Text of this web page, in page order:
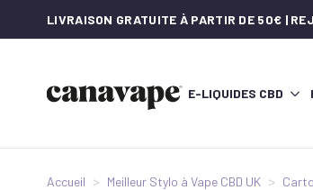
LIVRAISON GRATUITE À PARTIR DE 50€ |
E-LIQUIDES CBD
Accueil Meilleur Stylo à Vape CBD UK